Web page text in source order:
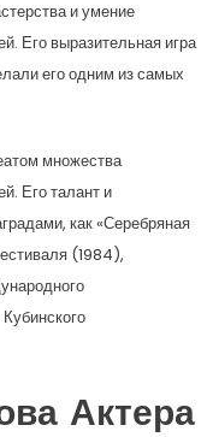
и умение
Его выразительная игра
его одним из самых
множества
Его талант и
как «Серебряная
(1984),
Актера